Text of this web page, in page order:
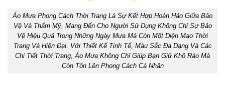
Áo Mưa Phong Cách Thời Trang Là Sự Kết Hợp Hoàn Hảo Giữa Bảo
Vệ Và Thẩm Mỹ, Mang Đến Cho Người Sử Dụng Không Chỉ Sự Bảo
Vệ Hiệu Quả Trong Những Ngày Mưa Mà Còn Một Diện Mạo Thời
Trang Và Hiện Đại. Với Thiết Kế Tinh Tế, Màu Sắc Đa Dạng Và Các
Chi Tiết Thời Trang, Áo Mưa Không Chỉ Giúp Bạn Giữ Khô Ráo Mà
Còn Tôn Lên Phong Cách Cá Nhân